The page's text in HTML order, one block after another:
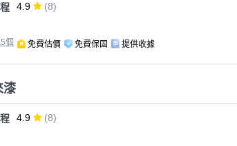
4.9 (8)
個 免費估價 免費保固 提供收據
漆
4.9 (8)